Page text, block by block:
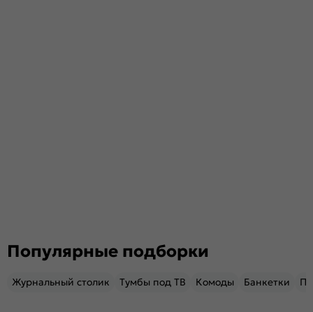
Популярные подборки
Журнальный столик Тумбы под ТВ Комоды Банкетки